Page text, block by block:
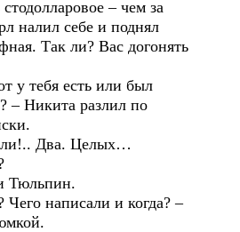
– чем за
налил себе и поднял
Так ли? Вас догонять
есть или был
– Никита разлил по
Два. Целых…
написали и когда? –